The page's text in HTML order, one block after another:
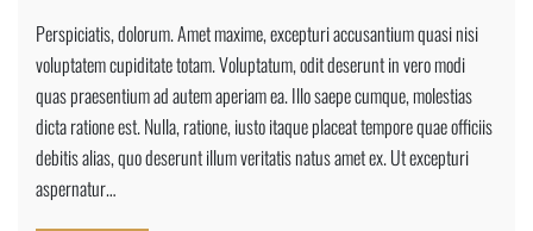
getting
painted
by
beautiful
hand
Perspiciatis, dolorum. Amet maxime, excepturi accusantium quasi nisi
voluptatem cupiditate totam. Voluptatum, odit deserunt in vero modi
quas praesentium ad autem aperiam ea. Illo saepe cumque, molestias
dicta ratione est. Nulla, ratione, iusto itaque placeat tempore quae officiis
debitis alias, quo deserunt illum veritatis natus amet ex. Ut excepturi
aspernatur…